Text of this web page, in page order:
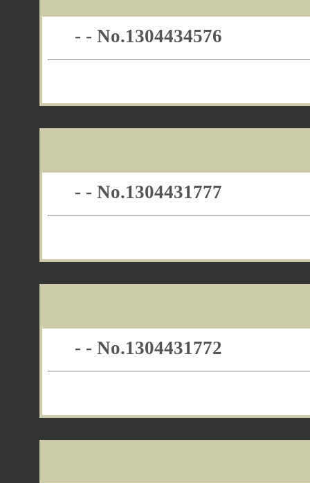
- - No.1304434576
- - No.1304431777
- - No.1304431772